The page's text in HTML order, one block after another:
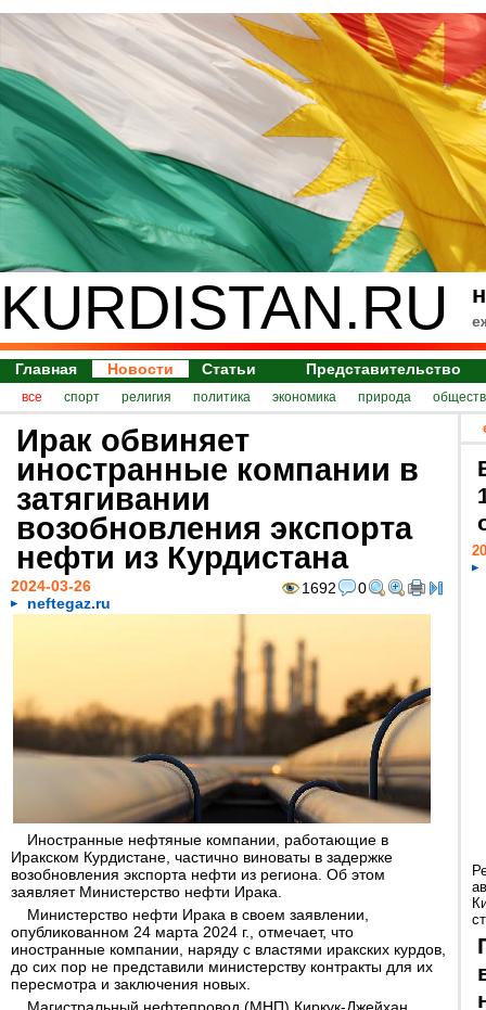
KURDISTAN.RU
Главная Новости Статьи Представительство
все спорт религия политика экономика природа
Ирак обвиняет
иностранные компании в
затягивании
возобновления экспорта
нефти из Курдистана
1692 0
2024-03-26
neftegaz.ru
Иностранные нефтяные компании, работающие в
Иракском Курдистане, частично виноваты в задержке
возобновления экспорта нефти из региона. Об этом
заявляет Министерство нефти Ирака.
Министерство нефти Ирака в своем заявлении,
опубликованном 24 марта 2024 г., отмечает, что
иностранные компании, наряду с властями иракских курдов,
до сих пор не представили министерству контракты для их
пересмотра и заключения новых.